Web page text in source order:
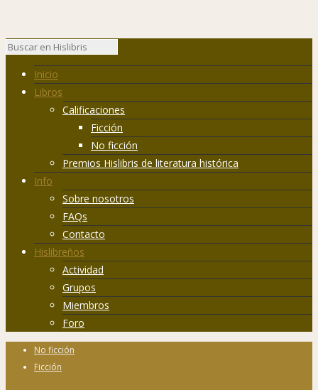
Inicio
Libros
Calificaciones
Ficción
No ficción
Premios Hislibris de literatura histórica
Info
Sobre nosotros
FAQs
Contacto
Hislibreños
Actividad
Grupos
Miembros
Foro
No ficción
Ficción